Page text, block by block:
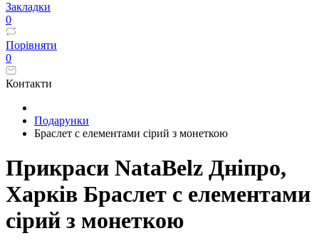
Закладки
0
Порівняти
0
Контакти
Подарунки
Браслет с елементами сірий з монеткою
Прикраси NataBelz Дніпро,
Харків Браслет с елементами
сірий з монеткою